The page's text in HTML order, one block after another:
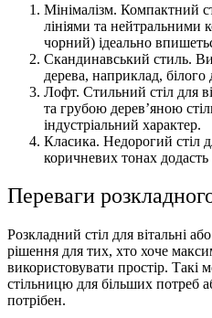
Мінімалізм. Компактний
лініями та нейтральними
чорний) ідеально
Скандинавський стиль.
дерева, наприклад, білого
Лофт. Стильний стіл для
та грубою дерев’яною
індустріальний характер.
Класика. Недорогий стіл
коричневих тонах додасть
Переваги
Розкладний стіл для вітальні
рішення для тих, хто хоче
використовувати простір. Такі
стільницю для більших потреб
потрібен.